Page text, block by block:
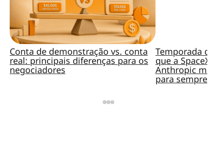
Conta de demonstração vs. conta
real: principais diferenças para os
negociadores
Temporada
que a SpaceX,
Anthropic
para sempre?